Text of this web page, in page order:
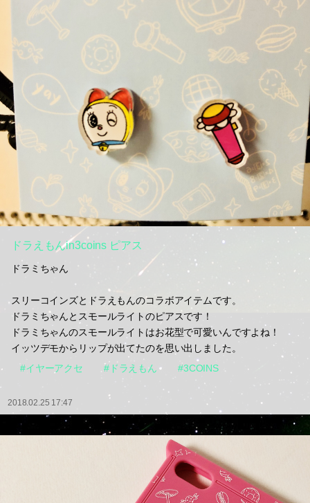
ドラえもんin3coins ピアス
ドラミちゃん
スリーコインズとドラえもんのコラボアイテムです。
ドラミちゃんとスモールライトのピアスです！
ドラミちゃんのスモールライトはお花型で可愛いんですよね！
イッツデモからリップが出てたのを思い出しました。
#イヤーアクセ
#ドラえもん #3COINS
2018.02.25 17:47